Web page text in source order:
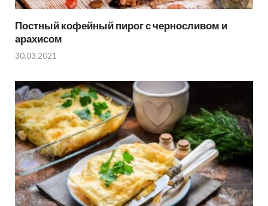
Постный кофейный пирог с черносливом и
арахисом
30.03.2021